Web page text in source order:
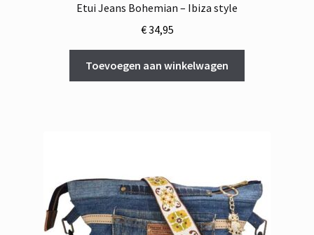
Etui Jeans Bohemian – Ibiza style
€34,95
Toevoegen aan winkelwagen